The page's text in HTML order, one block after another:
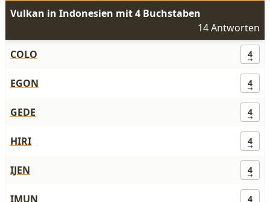
Vulkan in Indonesien mit 4 Buchstaben
14 Antworten
COLO
4
EGON 4
GEDE 4
HIRI 4
IJEN 4
IMUN 4